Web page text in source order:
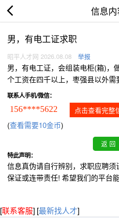
信息内
男，有电工证求职
昭平人才网 2026.08.08 举报
男，有电工证，会组装电柜(箱)，
个工资在四千以上，枣强县以外
联系人手机/微信：
156****5622 点击查看完整
(查看需要10金币)
特此声明：
信息真伪请自行辨别，求职应聘
保证或连带责任! 希望我们的平台
[联系客服] [最新找人才]